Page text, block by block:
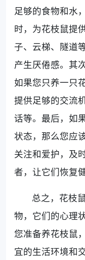
足够的食物和水
时，为花枝鼠提
子、云梯、隧道
产生厌倦感。其
如果您只养一只
提供足够的交流
话等。最后，如
状态，那么您应
关注和爱护，及
者，让它们恢复
总之，花枝
物，它们的心理
您准备养花枝鼠
宜的生活环境和